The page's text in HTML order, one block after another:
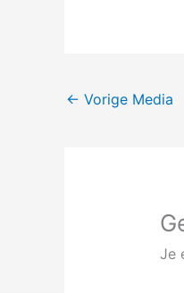
← Vorige Media
Je